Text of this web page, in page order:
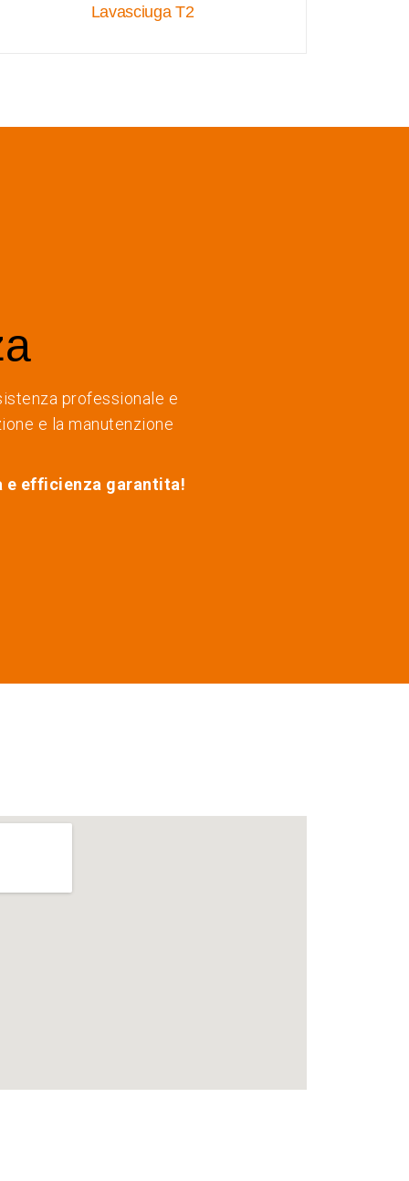
Lavasciuga T2
professionale e
e la manutenzione
e efficienza garantita!